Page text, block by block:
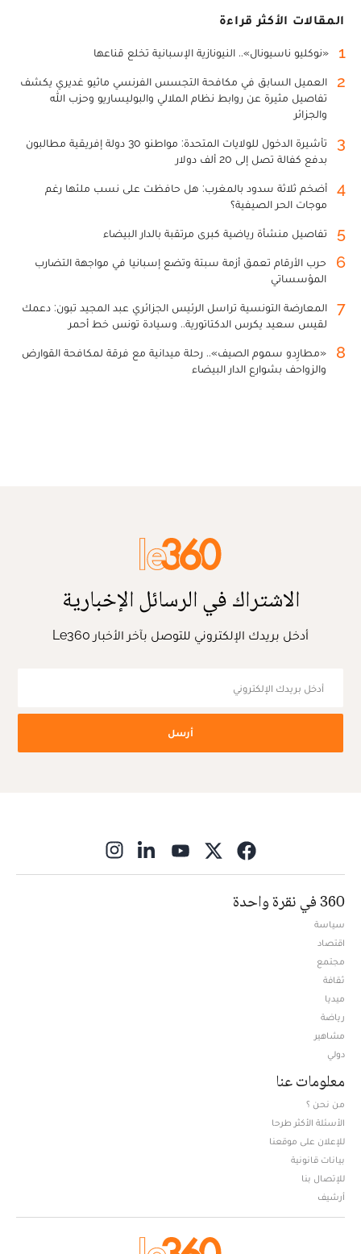
المقالات الأكثر قراءة
1 «نوكليو ناسيونال».. النيونازية الإسبانية تخلع قناعها
2
العميل السابق في مكافحة التجسس الفرنسي ماثيو غديري يكشف
تفاصيل مثيرة عن روابط نظام الملالي والبوليساريو وحزب الله
والجزائر
3
تأشيرة الدخول للولايات المتحدة: مواطنو 30 دولة إفريقية مطالبون
بدفع كفالة تصل إلى 20 ألف دولار
4
أضخم ثلاثة سدود بالمغرب: هل حافظت على نسب ملئها رغم
موجات الحر الصيفية؟
5 تفاصيل منشأة رياضية كبرى مرتقبة بالدار البيضاء
6
حرب الأرقام تعمق أزمة سبتة وتضع إسبانيا في مواجهة التضارب
المؤسساتي
7
المعارضة التونسية تراسل الرئيس الجزائري عبد المجيد تبون: دعمك
لقيس سعيد يكرس الدكتاتورية.. وسيادة تونس خط أحمر
8
«مطارِدو سموم الصيف».. رحلة ميدانية مع فرقة لمكافحة القوارض
والزواحف بشوارع الدار البيضاء
الاشتراك في الرسائل الإخبارية
أدخل بريدك الإلكتروني للتوصل بآخر الأخبار Le360
أرسل
360 في نقرة واحدة
سياسة
اقتصاد
مجتمع
ثقافة
ميديا
رياضة
مشاهير
دولي
معلومات عنا
من نحن ؟
الأسئلة الأكثر طرحا
للإعلان على موقعنا
بيانات قانونية
للإتصال بنا
أرشيف